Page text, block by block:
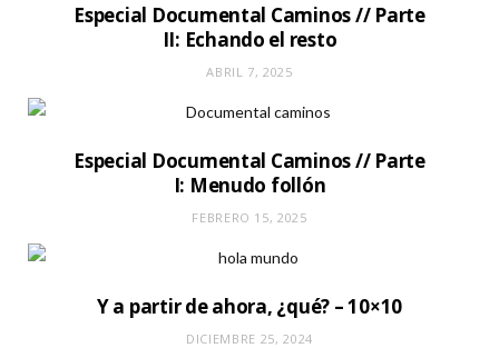
Especial Documental Caminos // Parte
II: Echando el resto
ABRIL 7, 2025
Especial Documental Caminos // Parte
I: Menudo follón
FEBRERO 15, 2025
Y a partir de ahora, ¿qué? – 10×10
DICIEMBRE 25, 2024